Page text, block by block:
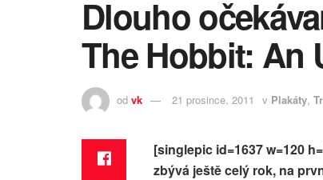
Dlouho
The Hobbit: An
od vk 21 prosince, 2011 v Plakáty,
[singlepic id=1637 w=120
zbývá ještě celý rok, na